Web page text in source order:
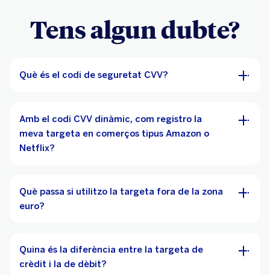
Tens algun dubte?
Què és el codi de seguretat CVV?
Amb el codi CVV dinàmic, com registro la
meva targeta en comerços tipus Amazon o
Netflix?
Què passa si utilitzo la targeta fora de la zona
euro?
Quina és la diferència entre la targeta de
crèdit i la de dèbit?